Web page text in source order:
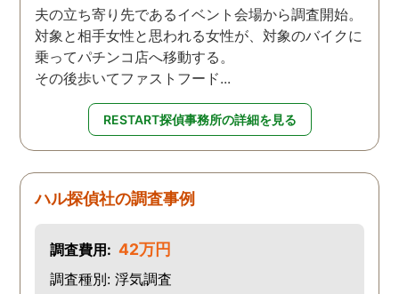
夫の立ち寄り先であるイベント会場から調査開始。
対象と相手女性と思われる女性が、対象のバイクに
乗ってパチンコ店へ移動する。
その後歩いてファストフード...
RESTART探偵事務所の詳細を見る
ハル探偵社の調査事例
調査費用: 42万円
調査種別: 浮気調査